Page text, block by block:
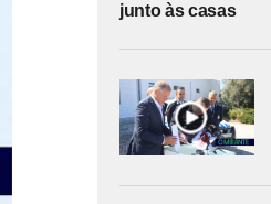
junto às casas